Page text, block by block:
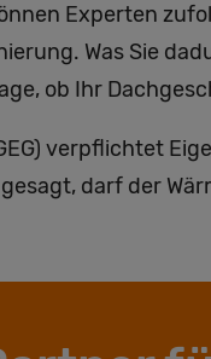
Experten
Was Sie
ob Ihr
verpflichtet
darf der